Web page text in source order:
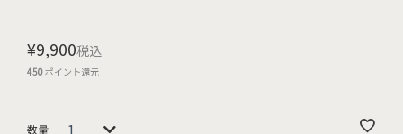
¥9,900税込
450ポイント還元